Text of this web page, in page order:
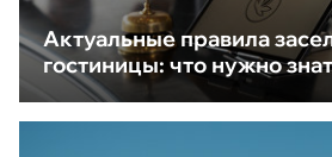
Актуальные правила
гостиницы: что нужно